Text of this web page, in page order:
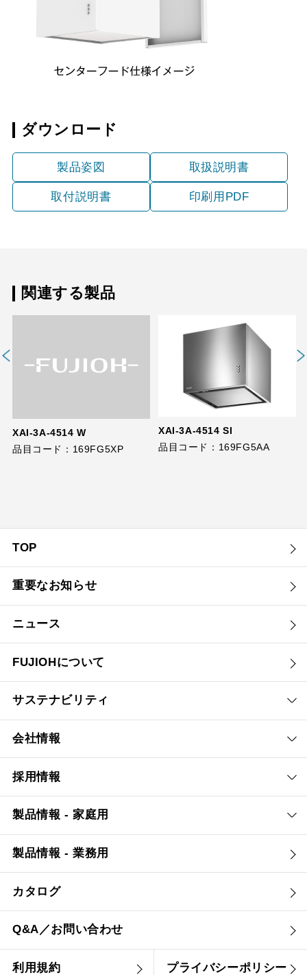
ダウンロード
製品姿図 取扱説明書
取付説明書 印刷用PDF
関連する製品
XAI-3A-4514 W
品目コード：169FG5XP
XAI-3A-4514 SI
品目コード：169FG5AA
TOP
重要なお知らせ
ニュース
FUJIOHについて
サステナビリティ
会社情報
採用情報
製品情報 - 家庭用
製品情報 - 業務用
カタログ
Q&A／お問い合わせ
利用規約 プライバシーポリシー